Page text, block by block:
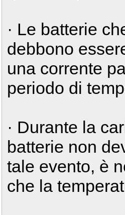
· Le batterie
debbono
una corrente
periodo di
· Durante la
batterie non
tale evento, è
che la